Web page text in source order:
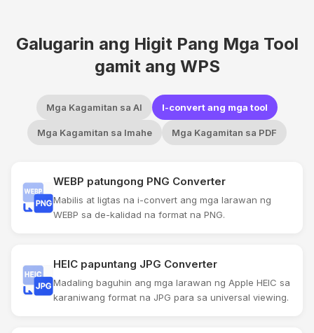
Galugarin ang Higit Pang Mga Tool
gamit ang WPS
Mga Kagamitan sa AI I-convert ang mga tool
Mga Kagamitan sa Imahe Mga Kagamitan sa PDF
WEBP patungong PNG Converter
Mabilis at ligtas na i-convert ang mga larawan ng
WEBP sa de-kalidad na format na PNG.
HEIC papuntang JPG Converter
Madaling baguhin ang mga larawan ng Apple HEIC sa
karaniwang format na JPG para sa universal viewing.